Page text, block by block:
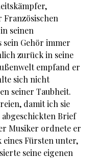
Französischen
seinen
sein Gehör immer
zurück in seine
empfand er
sich nicht
seiner Taubheit.
damit ich sie
Brief
Musiker ordnete er
eines Fürsten unter,
seine eigenen